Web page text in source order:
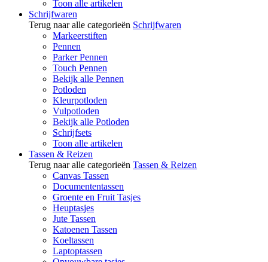
Toon alle artikelen
Schrijfwaren
Terug naar alle categorieën Schrijfwaren
Markeerstiften
Pennen
Parker Pennen
Touch Pennen
Bekijk alle Pennen
Potloden
Kleurpotloden
Vulpotloden
Bekijk alle Potloden
Schrijfsets
Toon alle artikelen
Tassen & Reizen
Terug naar alle categorieën Tassen & Reizen
Canvas Tassen
Documententassen
Groente en Fruit Tasjes
Heuptasjes
Jute Tassen
Katoenen Tassen
Koeltassen
Laptoptassen